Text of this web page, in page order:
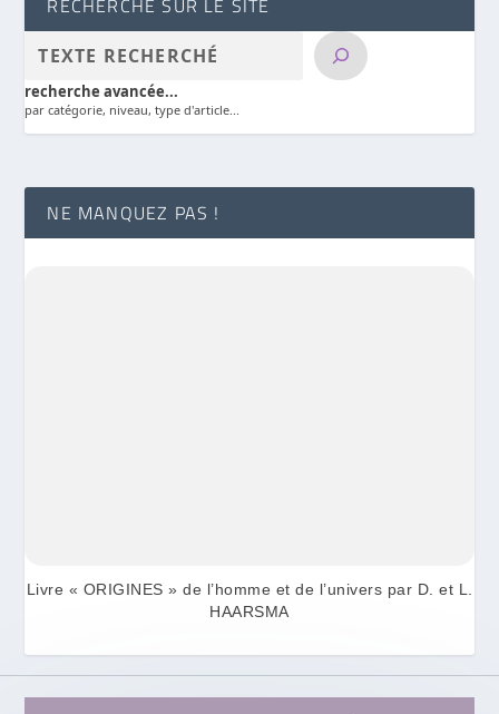
RECHERCHE SUR LE SITE
recherche avancée...
par catégorie, niveau, type d'article...
NE MANQUEZ PAS !
Livre « ORIGINES » de l’homme et de l’univers par D. et L.
HAARSMA